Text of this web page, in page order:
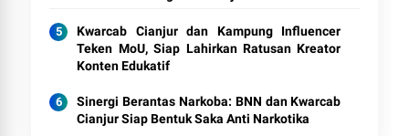
Kwarcab Cianjur dan Kampung Influencer
Teken MoU, Siap Lahirkan Ratusan Kreator
Konten Edukatif
Sinergi Berantas Narkoba: BNN dan Kwarcab
Cianjur Siap Bentuk Saka Anti Narkotika